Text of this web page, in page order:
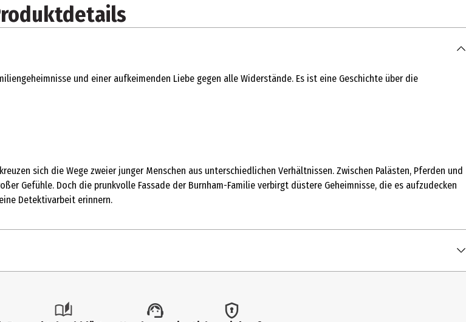
und einer aufkeimenden Liebe gegen alle Widerstände. Es ist eine Geschichte über die
sich die Wege zweier junger Menschen aus unterschiedlichen Verhältnissen. Zwischen Palästen, Pferden und
Gefühle. Doch die prunkvolle Fassade der Burnham-Familie verbirgt düstere Geheimnisse, die es aufzudecken
Detektivarbeit erinnern.